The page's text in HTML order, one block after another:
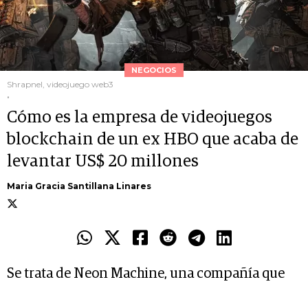
NEGOCIOS
Shrapnel, videojuego web3
.
Cómo es la empresa de videojuegos
blockchain de un ex HBO que acaba de
levantar US$ 20 millones
Maria Gracia Santillana Linares
Se trata de Neon Machine, una compañía que